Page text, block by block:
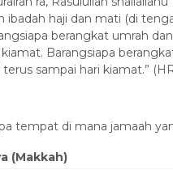
ibadah haji dan mati (di
berangkat umrah
Barangsiapa
sampai hari kiamat.”
tempat di mana jamaah
(Makkah)